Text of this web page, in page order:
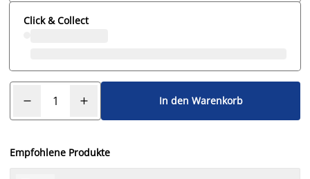
Click & Collect
In den Warenkorb
Empfohlene Produkte